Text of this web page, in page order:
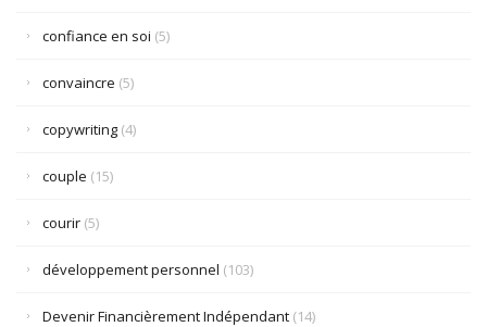
confiance en soi (5)
convaincre (5)
copywriting (4)
couple (15)
courir (5)
développement personnel (103)
Devenir Financièrement Indépendant (14)